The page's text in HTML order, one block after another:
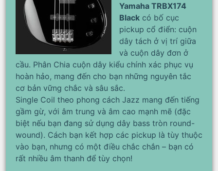
Yamaha TRBX174
Black có bố cục
pickup cổ điển: cuộn
dây tách ở vị trí giữa
và cuộn dây đơn ở
cầu. Phân Chia cuộn dây kiểu chính xác phục vụ
hoàn hảo, mang đến cho bạn những nguyên tắc
cơ bản vững chắc và sâu sắc.
Single Coil theo phong cách Jazz mang đến tiếng
gầm gừ, với âm trung và âm cao mạnh mẽ (đặc
biệt nếu bạn đang sử dụng dây bass tròn round-
wound). Cách bạn kết hợp các pickup là tùy thuộc
vào bạn, nhưng có một điều chắc chắn – bạn có
rất nhiều âm thanh để tùy chọn!